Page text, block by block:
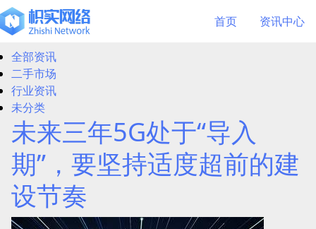
首页 资讯中心
全部资讯
二手市场
行业资讯
未分类
未来三年5G处于“导入
期”，要坚持适度超前的建
设节奏